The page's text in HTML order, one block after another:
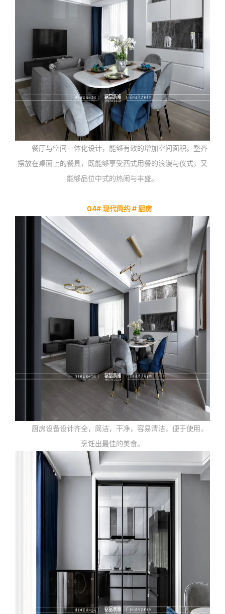
餐厅与空间一体化设计，能够有效的增加空间面积。整齐
摆放在桌面上的餐具，既能够享受西式用餐的浪漫与仪式，又
能够品位中式的热闹与丰盛。
04# 现代简约 # 厨房
厨房设备设计齐全，简洁，干净，容易清洁，便于使用，
烹饪出最佳的美食。